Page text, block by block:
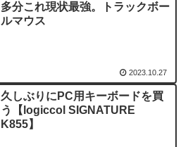
多分これ現状最強。トラックボー
ルマウス
2023.10.27
久しぶりにPC用キーボードを買
う【logiccol SIGNATURE
K855】